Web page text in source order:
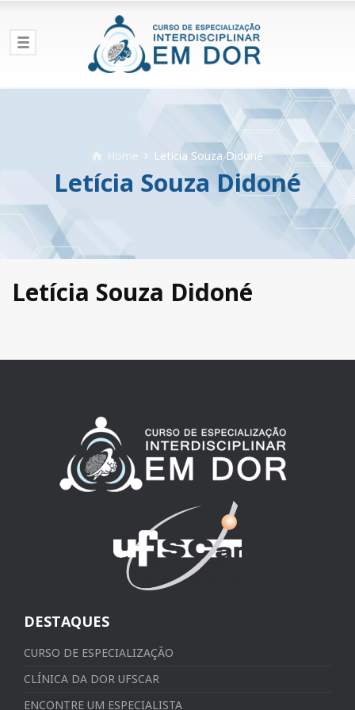
Home Letícia Souza Didoné
Letícia Souza Didoné
Letícia Souza Didoné
DESTAQUES
CURSO DE ESPECIALIZAÇÃO
CLÍNICA DA DOR UFSCAR
ENCONTRE UM ESPECIALISTA